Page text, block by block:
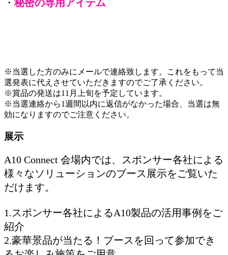
・ 秘密の専用アイテム
※当選した方のみにメールで連絡致します。これをもって当
選発表に代えさせていただきますのでご了承ください。
※賞品の発送は11月上旬を予定しています。
※当選連絡から1週間以内に返信がなかった場合、当選は無
効になりますのでご注意ください。
展示
A10 Connect 会場内では、スポンサー各社による
様々なソリューションのブース展示をご覧いた
だけます。
1.スポンサー各社によるA10製品の活用事例をご
紹介
2.豪華景品が当たる！ブースを回って参加でき